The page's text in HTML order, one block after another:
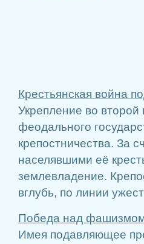
Крестьянская война
Укрепление во второй
феодального
крепостничества. За
населявшими её
землевладение.
вглубь, по линии
Победа над
Имея подавляющее